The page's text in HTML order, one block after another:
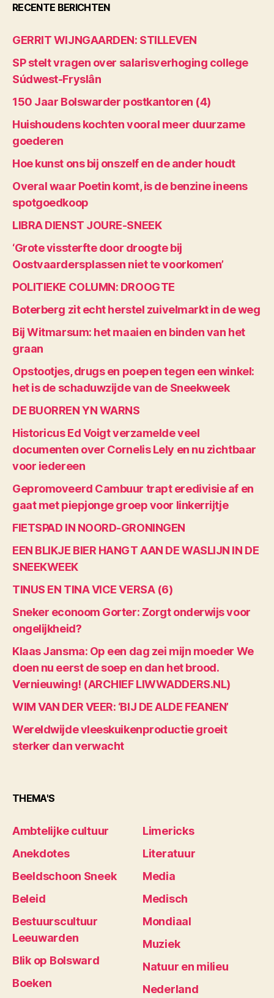
RECENTE BERICHTEN
GERRIT WIJNGAARDEN: STILLEVEN
SP stelt vragen over salarisverhoging college
Súdwest-Fryslân
150 Jaar Bolswarder postkantoren (4)
Huishoudens kochten vooral meer duurzame
goederen
Hoe kunst ons bij onszelf en de ander houdt
Overal waar Poetin komt, is de benzine ineens
spotgoedkoop
LIBRA DIENST JOURE-SNEEK
‘Grote vissterfte door droogte bij
Oostvaardersplassen niet te voorkomen’
POLITIEKE COLUMN: DROOGTE
Boterberg zit echt herstel zuivelmarkt in de weg
Bij Witmarsum: het maaien en binden van het
graan
Opstootjes, drugs en poepen tegen een winkel:
het is de schaduwzijde van de Sneekweek
DE BUORREN YN WARNS
Historicus Ed Voigt verzamelde veel
documenten over Cornelis Lely en nu zichtbaar
voor iedereen
Gepromoveerd Cambuur trapt eredivisie af en
gaat met piepjonge groep voor linkerrijtje
FIETSPAD IN NOORD-GRONINGEN
EEN BLIKJE BIER HANGT AAN DE WASLIJN IN DE
SNEEKWEEK
TINUS EN TINA VICE VERSA (6)
Sneker econoom Gorter: Zorgt onderwijs voor
ongelijkheid?
Klaas Jansma: Op een dag zei mijn moeder We
doen nu eerst de soep en dan het brood.
Vernieuwing! (ARCHIEF LIWWADDERS.NL)
WIM VAN DER VEER: ‘BIJ DE ALDE FEANEN’
Wereldwijde vleeskuikenproductie groeit
sterker dan verwacht
THEMA'S
Ambtelijke cultuur
Anekdotes
Beeldschoon Sneek
Beleid
Bestuurscultuur
Leeuwarden
Blik op Bolsward
Boeken
Limericks
Literatuur
Media
Medisch
Mondiaal
Muziek
Natuur en milieu
Nederland